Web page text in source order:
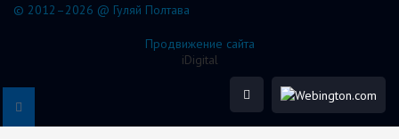
© 2012–2026 @ Гуляй Полтава
Продвижение сайта
iDigital